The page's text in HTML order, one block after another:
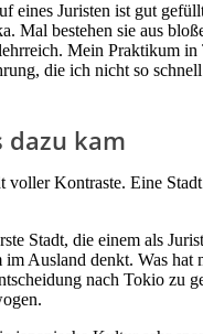
eines Juristen ist gut
Mal bestehen sie aus
Mein Praktikum in
die ich nicht so
dazu kam
voller Kontraste. Eine
Stadt, die einem als
Ausland denkt. Was hat
nach Tokio zu